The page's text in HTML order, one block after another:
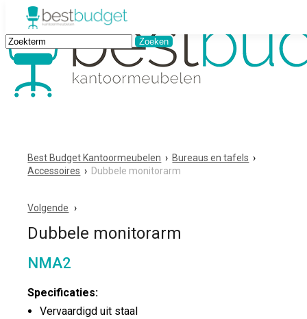
Best Budget Kantoormeubelen › Bureaus en tafels ›
Accessoires › Dubbele monitorarm
Volgende
Dubbele monitorarm
NMA2
Specificaties:
Vervaardigd uit staal